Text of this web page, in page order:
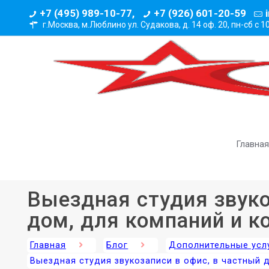
+7 (495) 989-10-77, +7 (926) 601-20-59
г.Москва, м.Люблино ул. Судакова, д. 14 оф. 20, пн-сб с
Главная
Выездная студия
дом, для компаний и
Главная Блог
Дополнительные
Выездная студия звукозаписи в офис, в частный